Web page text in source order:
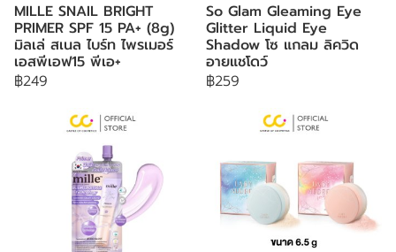
MILLE SNAIL BRIGHT
PRIMER SPF 15 PA+ (8g)
มิลเล่ สเนล ไบร์ท ไพรเมอร์
เอสพีเอฟ15 พีเอ+
฿249
So Glam Gleaming Eye
Glitter Liquid Eye
Shadow โซ แกลม ลิควิด
อายแชโดว์
฿259